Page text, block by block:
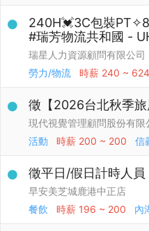
240H💓3C包裝
#瑞芳物流共和國 -
瑞星人力資源顧問有限公司
勞力/物流
時薪 240 ~ 624
徵【2026台北秋季
現代視覺管理顧問股份有限
活動
時薪 200 ~ 200 信
徵平日/假日計時人員
早安美芝城鹿港中正店
餐飲
時薪 196 ~ 200 內